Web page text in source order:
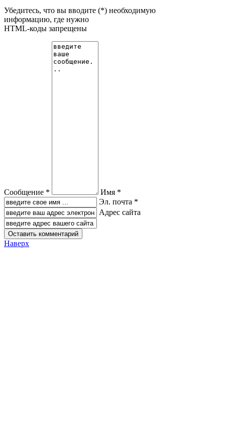
Убедитесь, что вы вводите (*) необходимую
информацию, где нужно
HTML-коды запрещены
Сообщение *
Имя *
Эл. почта *
Адрес сайта
Наверх